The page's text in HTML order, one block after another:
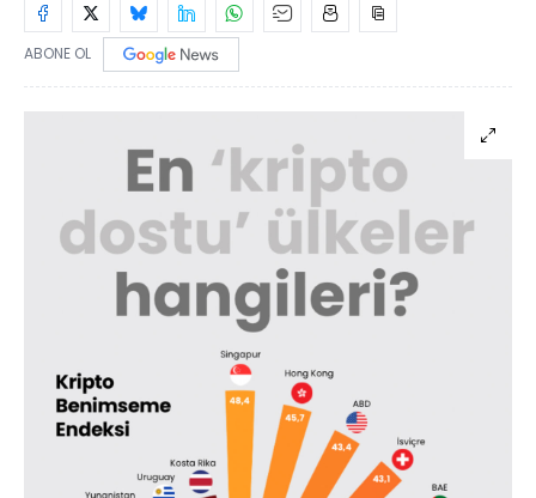
ABONE OL